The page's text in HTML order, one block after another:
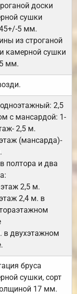
доски
сушки
5 мм.
из строганой
камерной сушки
мм.
2,5
с мансардой: 1-
2,5 м.
(мансарда)-
полтора и два
2,5 м.
2,4 м. в
в двухэтажном
бруса
сушки, сорт
17 мм.